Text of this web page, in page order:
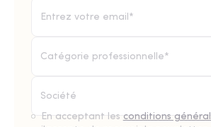
Catégorie professionnelle*
En acceptant les conditions